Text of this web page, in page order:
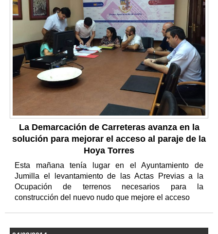
La Demarcación de Carreteras avanza en la
solución para mejorar el acceso al paraje de la
Hoya Torres
Esta mañana tenía lugar en el Ayuntamiento de
Jumilla el levantamiento de las Actas Previas a la
Ocupación de terrenos necesarios para la
construcción del nuevo nudo que mejore el acceso